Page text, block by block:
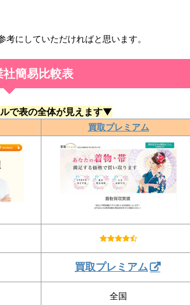
にしていただければと思います。
社簡易比較表
で表の全体が見えます▼
買取プレミアム
買取プレミアム
全国